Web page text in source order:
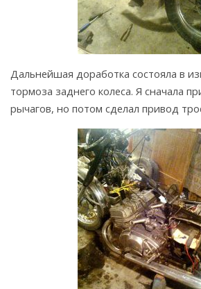
Дальнейшая доработка состояла в
тормоза заднего колеса. Я сначала
рычагов, но потом сделал привод